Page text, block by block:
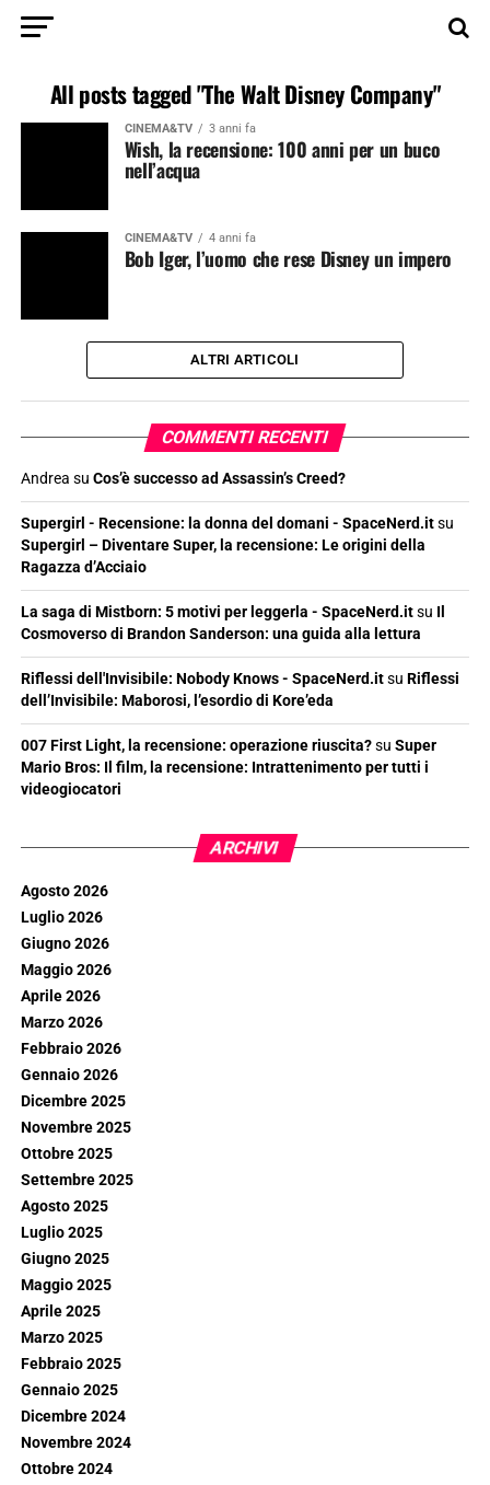
All posts tagged "The Walt Disney Company"
CINEMA&TV 3 anni fa
Wish, la recensione: 100 anni per un buco
nell’acqua
CINEMA&TV 4 anni fa
Bob Iger, l’uomo che rese Disney un impero
ALTRI ARTICOLI
COMMENTI RECENTI
Andrea su Cos’è successo ad Assassin’s Creed?
Supergirl - Recensione: la donna del domani - SpaceNerd.itsu
Supergirl – Diventare Super, la recensione: Le origini della
Ragazza d’Acciaio
La saga di Mistborn: 5 motivi per leggerla - SpaceNerd.itsu Il
Cosmoverso di Brandon Sanderson: una guida alla lettura
Riflessi dell'Invisibile: Nobody Knows - SpaceNerd.itsu Riflessi
dell’Invisibile: Maborosi, l’esordio di Kore’eda
007 First Light, la recensione: operazione riuscita?su Super
Mario Bros: Il film, la recensione: Intrattenimento per tutti i
videogiocatori
ARCHIVI
Agosto 2026
Luglio 2026
Giugno 2026
Maggio 2026
Aprile 2026
Marzo 2026
Febbraio 2026
Gennaio 2026
Dicembre 2025
Novembre 2025
Ottobre 2025
Settembre 2025
Agosto 2025
Luglio 2025
Giugno 2025
Maggio 2025
Aprile 2025
Marzo 2025
Febbraio 2025
Gennaio 2025
Dicembre 2024
Novembre 2024
Ottobre 2024